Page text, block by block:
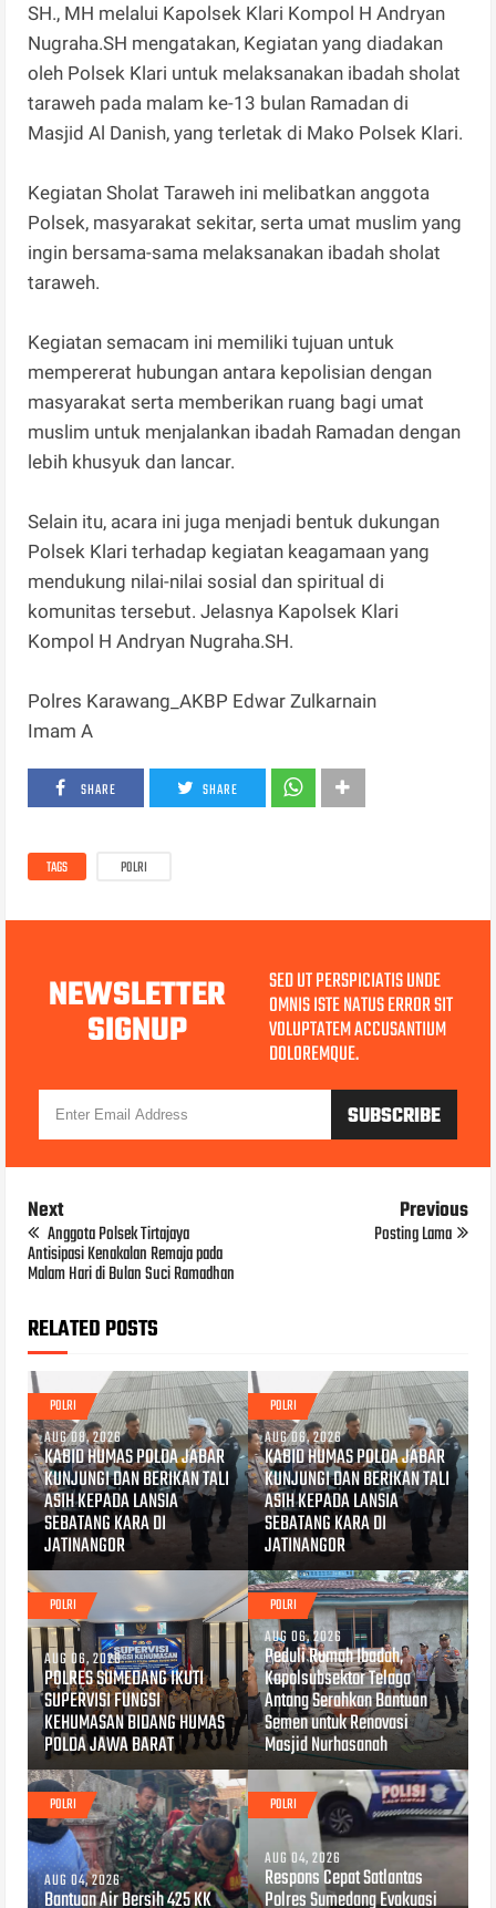
SH., MH melalui Kapolsek Klari Kompol H Andryan
Nugraha.SH mengatakan, Kegiatan yang diadakan
oleh Polsek Klari untuk melaksanakan ibadah sholat
taraweh pada malam ke-13 bulan Ramadan di
Masjid Al Danish, yang terletak di Mako Polsek Klari.
‎Kegiatan Sholat Taraweh ini melibatkan anggota
Polsek, masyarakat sekitar, serta umat muslim yang
ingin bersama-sama melaksanakan ibadah sholat
taraweh.
‎Kegiatan semacam ini memiliki tujuan untuk
mempererat hubungan antara kepolisian dengan
masyarakat serta memberikan ruang bagi umat
muslim untuk menjalankan ibadah Ramadan dengan
lebih khusyuk dan lancar.
‎Selain itu, acara ini juga menjadi bentuk dukungan
Polsek Klari terhadap kegiatan keagamaan yang
mendukung nilai-nilai sosial dan spiritual di
komunitas tersebut. Jelasnya Kapolsek Klari
Kompol H Andryan Nugraha.SH.
‎Polres Karawang_AKBP Edwar Zulkarnain
Imam A
SHARE SHARE
TAGS POLRI
NEWSLETTER
SIGNUP
SED UT PERSPICIATIS UNDE
OMNIS ISTE NATUS ERROR SIT
VOLUPTATEM ACCUSANTIUM
DOLOREMQUE.
Next
Anggota Polsek Tirtajaya
Antisipasi Kenakalan Remaja pada
Malam Hari di Bulan Suci Ramadhan
Previous
Posting Lama
RELATED POSTS
POLRI
AUG 08, 2026
KABID HUMAS POLDA JABAR
KUNJUNGI DAN BERIKAN TALI
ASIH KEPADA LANSIA
SEBATANG KARA DI
JATINANGOR
POLRI
AUG 06, 2026
KABID HUMAS POLDA JABAR
KUNJUNGI DAN BERIKAN TALI
ASIH KEPADA LANSIA
SEBATANG KARA DI
JATINANGOR
POLRI
AUG 06, 2026
POLRES SUMEDANG IKUTI
SUPERVISI FUNGSI
KEHUMASAN BIDANG HUMAS
POLDA JAWA BARAT
POLRI
AUG 06, 2026
Peduli Rumah Ibadah,
Kapolsubsektor Telaga
Antang Serahkan Bantuan
Semen untuk Renovasi
Masjid Nurhasanah
POLRI
AUG 04, 2026
Bantuan Air Bersih 425 KK
POLRI
AUG 04, 2026
Respons Cepat Satlantas
Polres Sumedang Evakuasi